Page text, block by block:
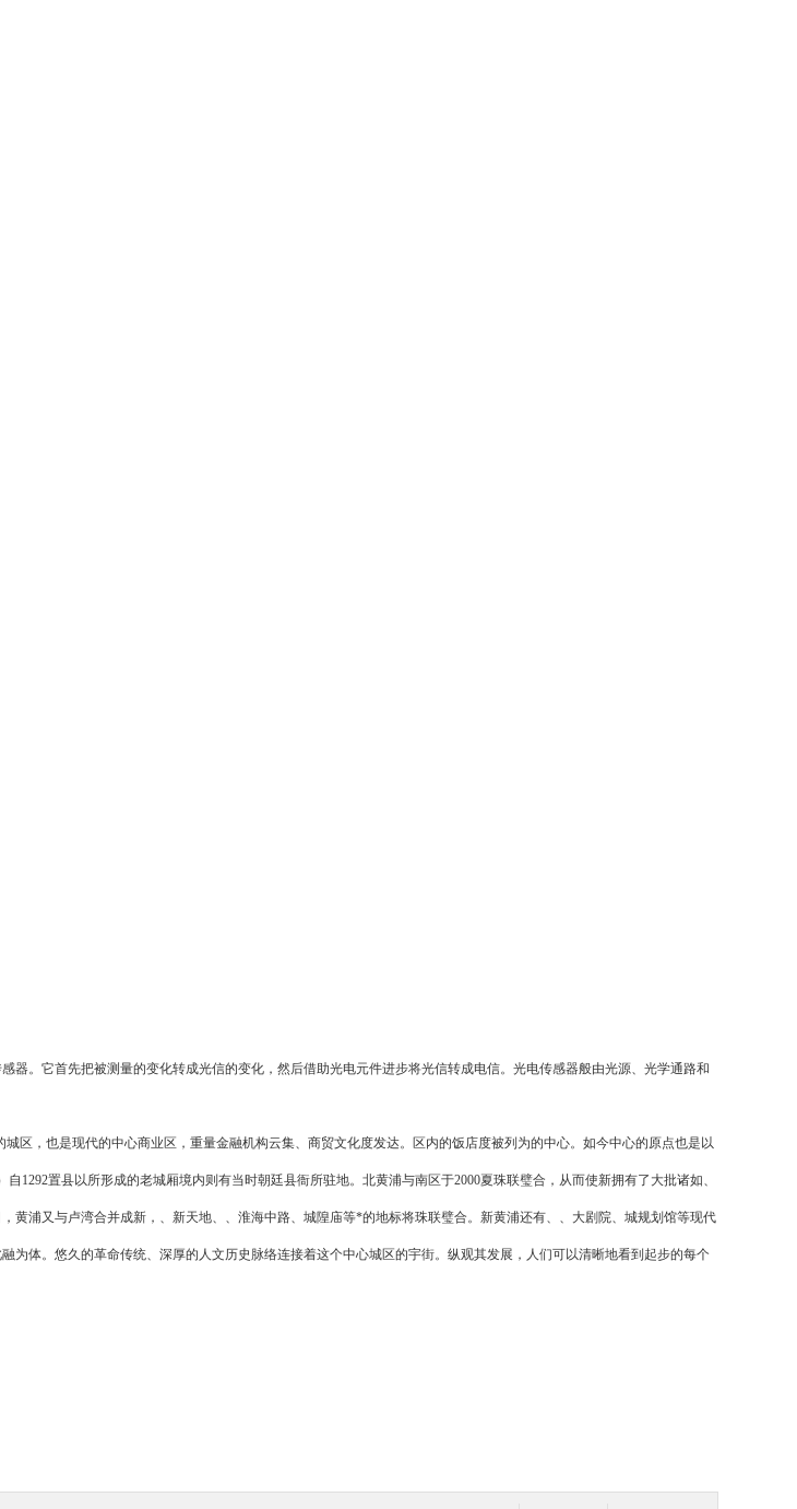
。它首先把被测量的变化转成光信的变化，然后借助光电元件进步将光信转成电信。光电传感器般由光源、光学通路和
，也是现代的中心商业区，重量金融机构云集、商贸文化度发达。区内的饭店度被列为的中心。如今中心的原点也是以
1292置县以所形成的老城厢境内则有当时朝廷县衙所驻地。北黄浦与南区于2000夏珠联璧合，从而使新拥有了大批诸如、
黄浦又与卢湾合并成新，、新天地、、淮海中路、城隍庙等*的地标将珠联璧合。新黄浦还有、、大剧院、城规划馆等现代
为体。悠久的革命传统、深厚的人文历史脉络连接着这个中心城区的宇街。纵观其发展，人们可以清晰地看到起步的每个